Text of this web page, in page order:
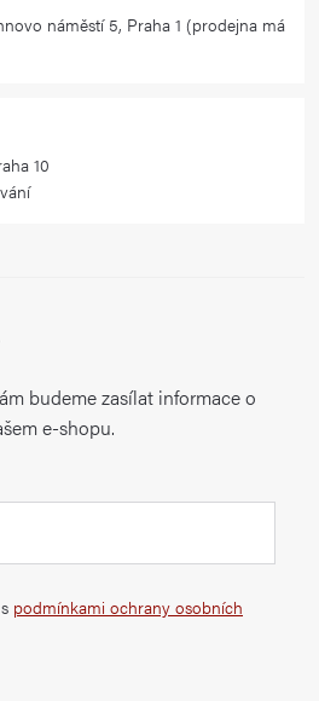
náměstí 5, Praha 1 (prodejna má
10
budeme zasílat informace o
e-shopu.
podmínkami ochrany osobních